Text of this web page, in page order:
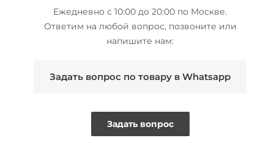
Ежедневно с 10:00 до 20:00 по Москве.
Ответим на любой вопрос, позвоните или
напишите нам:
Задать вопрос по товару в Whatsapp
Задать вопрос